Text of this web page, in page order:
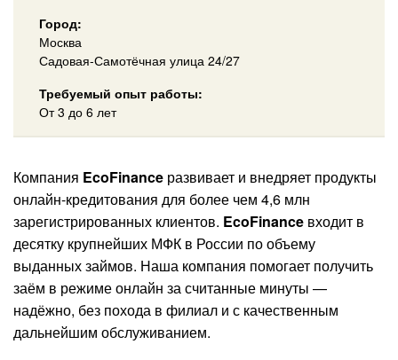
Город:
Москва
Садовая-Самотёчная улица 24/27
Требуемый опыт работы:
От 3 до 6 лет
Компания EcoFinance развивает и внедряет продукты
онлайн-кредитования для более чем 4,6 млн
зарегистрированных клиентов. EcoFinance входит в
десятку крупнейших МФК в России по объему
выданных займов. Наша компания помогает получить
заём в режиме онлайн за считанные минуты —
надёжно, без похода в филиал и с качественным
дальнейшим обслуживанием.